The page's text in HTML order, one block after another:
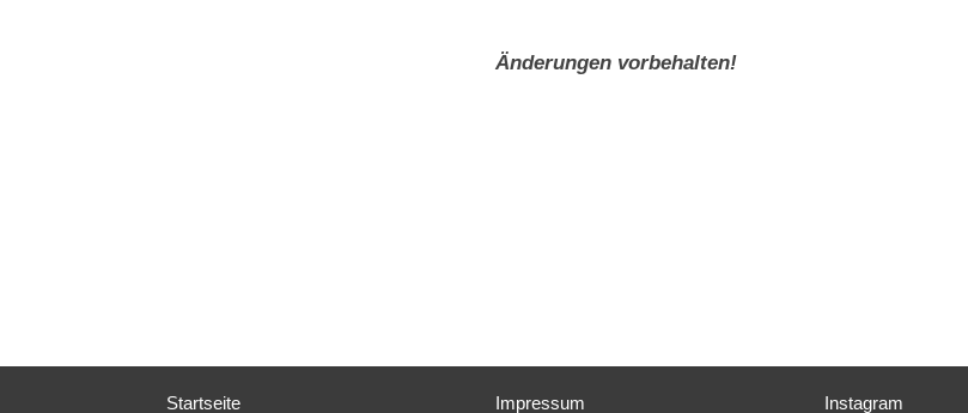
Änderungen vorbehalten!
Startseite Impressum Instagram